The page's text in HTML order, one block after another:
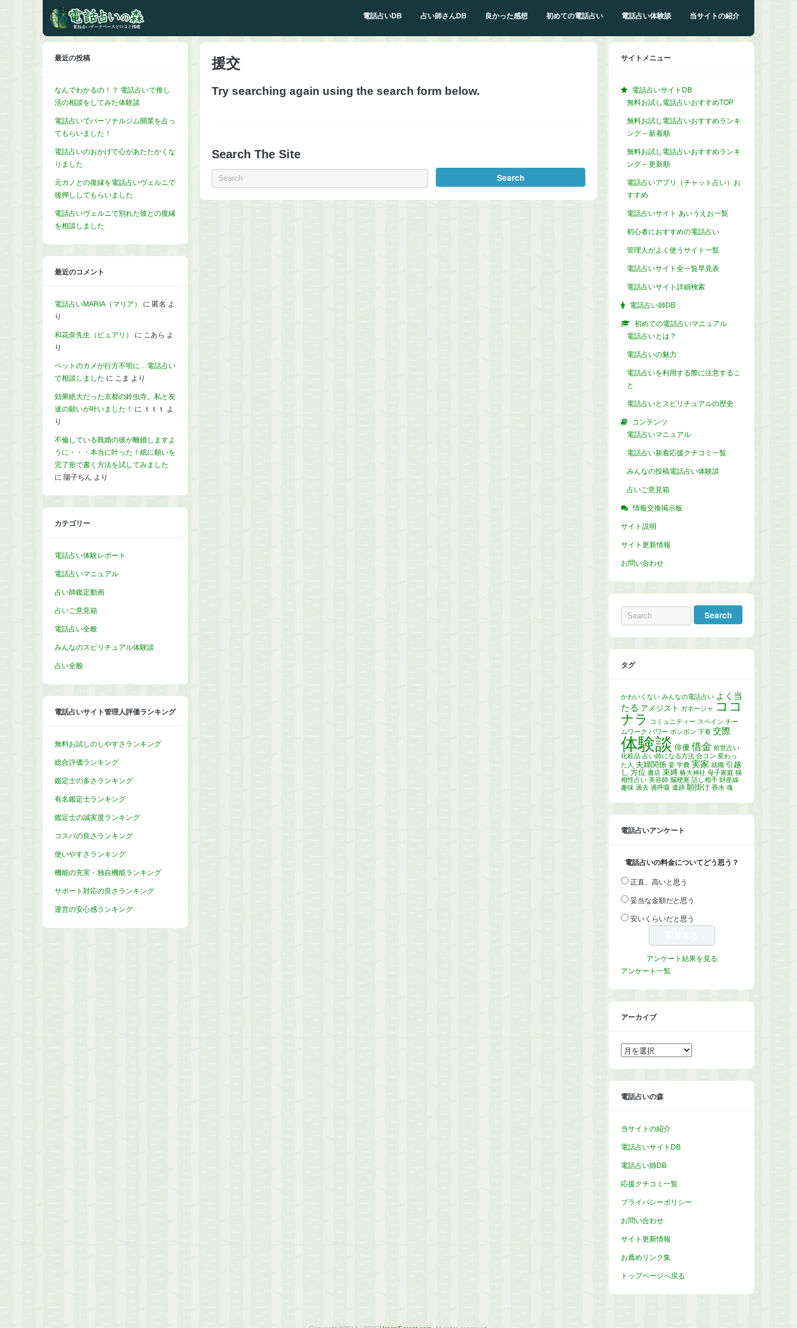
電話占いDB 占い師さんDB 良かった感想 初めての電話占い 電話占い体験談 当サイトの紹介
援交
Try searching again using the search form below.
Search The Site
最近の投稿
なんでわかるの！？ 電話占いで推し
活の相談をしてみた体験談
電話占いでパーソナルジム開業を占っ
てもらいました！
電話占いのおかげで心があたたかくな
りました
元カノとの復縁を電話占いヴェルニで
後押ししてもらいました
電話占いヴェルニで別れた彼との復縁
を相談しました
最近のコメント
電話占いMARIA（マリア） に 匿名 よ
り
和花奈先生（ピュアリ） に こあら よ
り
ペットのカメが行方不明に…電話占い
で相談しました に こま より
効果絶大だった京都の鈴虫寺。私と友
達の願いが叶いました！
に ｔｔｔ よ
り
不倫している既婚の彼が離婚しますよ
うに・・・本当に叶った！紙に願いを
完了形で書く方法を試してみました
に 陽子ちん より
カテゴリー
電話占い体験レポート
電話占いマニュアル
占い師鑑定動画
占いご意見箱
電話占い全般
みんなのスピリチュアル体験談
占い全般
電話占いサイト管理人評価ランキング
無料お試しのしやすさランキング
総合評価ランキング
鑑定士の多さランキング
有名鑑定士ランキング
鑑定士の誠実度ランキング
コスパの良さランキング
使いやすさランキング
機能の充実・独自機能ランキング
サポート対応の良さランキング
運営の安心感ランキング
サイトメニュー
電話占いサイトDB
無料お試し電話占いおすすめTOP
無料お試し電話占いおすすめランキ
ング – 新着順
無料お試し電話占いおすすめランキ
ング – 更新順
電話占いアプリ（チャット占い）お
すすめ
電話占いサイト あいうえお一覧
初心者におすすめの電話占い
管理人がよく使うサイト一覧
電話占いサイト全一覧早見表
電話占いサイト詳細検索
電話占い師DB
初めての電話占いマニュアル
電話占いとは？
電話占いの魅力
電話占いを利用する際に注意するこ
と
電話占いとスピリチュアルの歴史
コンテンツ
電話占いマニュアル
電話占い新着応援クチコミ一覧
みんなの投稿電話占い体験談
占いご意見箱
情報交換掲示板
サイト説明
サイト更新情報
お問い合わせ
タグ
かわいくない みんなの電話占い よく当
たる アメジスト ガネーシャ
ココ
ナラ
コミュニティー スペイン チー
ムワーク パワー ボンボン 下着 交際
体験談 俳優 借金 前世占い
化粧品 占い師になる方法 合コン 変わっ
た人 夫婦関係 妾 学費 実家 就職 引越
し 方位 書店 束縛 椿大神社 母子家庭 猫
相性占い 美容師 脳梗塞 話し相手 財産線
趣味 過去 過呼吸 遺跡 願掛け 香水 魂
電話占いアンケート
電話占いの料金についてどう思う？
正直、高いと思う
妥当な金額だと思う
安いくらいだと思う
アンケート結果を見る
アンケート一覧
アーカイブ
ア
ー
イ
電話占いの森
当サイトの紹介
電話占いサイトDB
電話占い師DB
応援クチコミ一覧
プライバシーポリシー
お問い合わせ
サイト更新情報
お薦めリンク集
トップページへ戻る